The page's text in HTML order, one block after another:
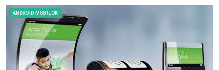
ANDROID MOBILOK